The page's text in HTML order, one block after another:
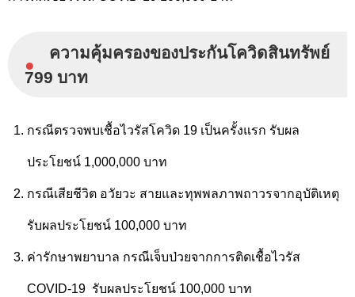
●
ความคุ้มครองของประกันโควิดสินทรัพย์
799 บาท
กรณีตรวจพบเชื้อไวรัสโควิด 19 เป็นครั้งแรก รับผล
ประโยชน์ 1,000,000 บาท
กรณีเสียชีวิต อวัยวะ สายและทุพพลภาพถาวรจากอุบัติเหตุ
รับผลประโยชน์ 100,000 บาท
ค่ารักษาพยาบาล กรณีเจ็บป่วยจากการติดเชื้อไวรัส
COVID-19 รับผลประโยชน์ 100,000 บาท